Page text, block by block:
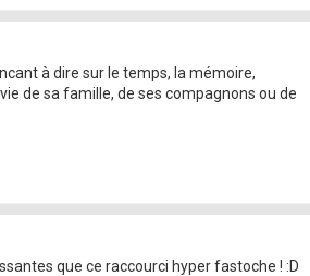
à dire sur le temps, la mémoire,
de sa famille, de ses compagnons ou de
que ce raccourci hyper fastoche ! :D